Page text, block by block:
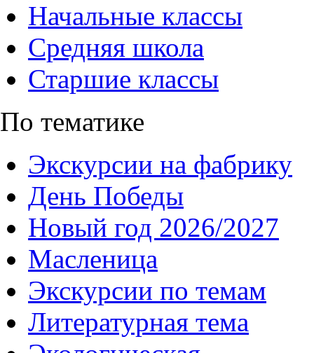
Начальные классы
Средняя школа
Старшие классы
По тематике
Экскурсии на фабрику
День Победы
Новый год 2026/2027
Масленица
Экскурсии по темам
Литературная тема